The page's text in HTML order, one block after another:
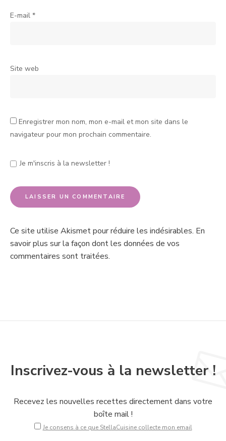
E-mail *
Site web
Enregistrer mon nom, mon e-mail et mon site dans le
navigateur pour mon prochain commentaire.
Je m'inscris à la newsletter !
Ce site utilise Akismet pour réduire les indésirables. En
savoir plus sur la façon dont les données de vos
commentaires sont traitées.
Inscrivez-vous à la newsletter !
Recevez les nouvelles recettes directement dans votre
boîte mail !
Je consens à ce que StellaCuisine collecte mon email